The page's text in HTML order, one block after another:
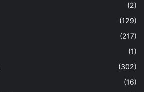
(2)
(129)
(217)
(1)
(302)
(16)